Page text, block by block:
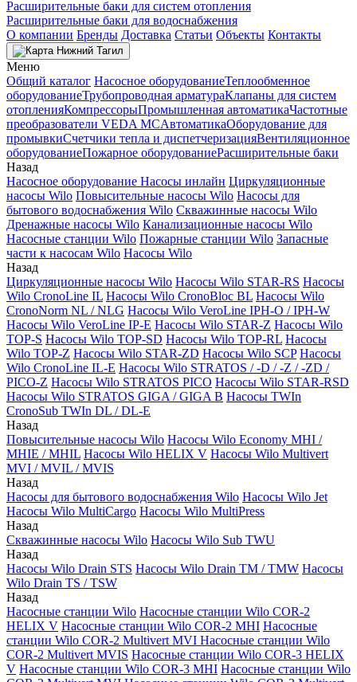
Расширительные баки для систем отопления
Расширительные баки для водоснабжения
О компании Бренды Доставка Статьи Объекты Контакты
Нижний Тагил
Меню
Общий каталог Насосное оборудованиеТеплообменное
оборудованиеТрубопроводная арматураКлапаны для систем
отопленияКомпрессорыПромышленная автоматикаЧастотные
преобразователи VEDA MCАвтоматикаОборудование для
промывкиСчетчики тепла и диспетчеризацияВентиляционное
оборудованиеПожарное оборудованиеРасширительные баки
Назад
Насосное оборудование Насосы инлайн Циркуляционные
насосы Wilo Повысительные насосы Wilo Насосы для
бытового водоснабжения Wilo Скважинные насосы Wilo
Дренажные насосы Wilo Канализационные насосы Wilo
Насосные станции Wilo Пожарные станции Wilo Запасные
части к насосам Wilo Насосы Wilo
Назад
Циркуляционные насосы Wilo Насосы Wilo STAR-RS Насосы
Wilo CronoLine IL Насосы Wilo CronoBloc BL Насосы Wilo
CronoNorm NL / NLG Насосы Wilo VeroLine IPH-O / IPH-W
Насосы Wilo VeroLine IP-E Насосы Wilo STAR-Z Насосы Wilo
TOP-S Насосы Wilo TOP-SD Насосы Wilo TOP-RL Насосы
Wilo TOP-Z Насосы Wilo STAR-ZD Насосы Wilo SCP Насосы
Wilo CronoLine IL-E Насосы Wilo STRATOS / -D / -Z / -ZD /
PICO-Z Насосы Wilo STRATOS PICO Насосы Wilo STAR-RSD
Насосы Wilo STRATOS GIGA / GIGA B Насосы TWIn
CronoSub TWIn DL / DL-E
Назад
Повысительные насосы Wilo Насосы Wilo Economy MHI /
MHIE / MHIL Насосы Wilo HELIX V Насосы Wilo Multivert
MVI / MVIL / MVIS
Назад
Насосы для бытового водоснабжения Wilo Насосы Wilo Jet
Насосы Wilo MultiCargo Насосы Wilo MultiPress
Назад
Скважинные насосы Wilo Насосы Wilo Sub TWU
Назад
Насосы Wilo Drain STS Насосы Wilo Drain TM / TMW Насосы
Wilo Drain TS / TSW
Назад
Насосные станции Wilo Насосные станции Wilo COR-2
HELIX V Насосные станции Wilo COR-2 MHI Насосные
станции Wilo COR-2 Multivert MVI Насосные станции Wilo
COR-2 Multivert MVIS Насосные станции Wilo COR-3 HELIX
V Насосные станции Wilo COR-3 MHI Насосные станции Wilo